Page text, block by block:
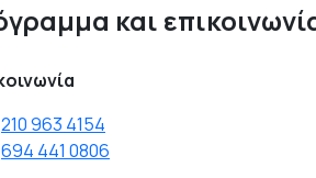
και
210 963 4154
694 441 0806